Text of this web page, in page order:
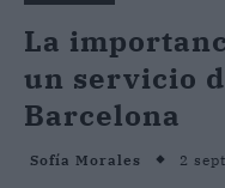
La
un servicio
Barcelona
Sofía Morales 2